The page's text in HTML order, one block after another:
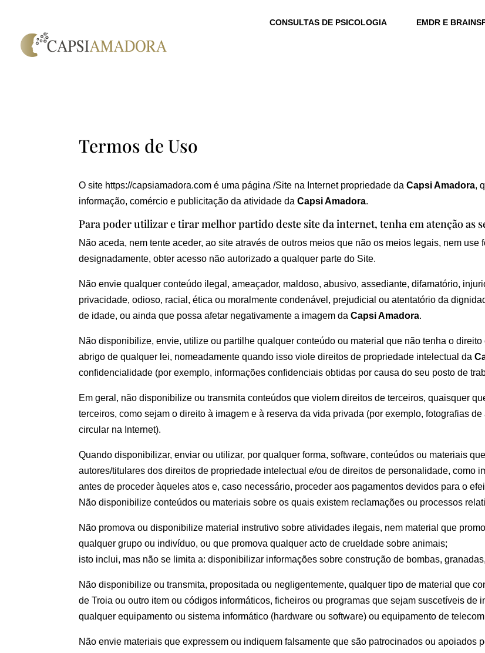
CONSULTAS DE PSICOLOGIA EMDR E
Termos de Uso
O site https://capsiamadora.com é uma página /Site na Internet propriedade daCapsi Amadora,
informação, comércio e publicitação da atividade daCapsi Amadora.
Para poder utilizar e tirar melhor partido deste site da internet, tenha em atenção as
Não aceda, nem tente aceder, ao site através de outros meios que não os meios legais, nem
designadamente, obter acesso não autorizado a qualquer parte do Site.
Não envie qualquer conteúdo ilegal, ameaçador, maldoso, abusivo, assediante, difamatório,
privacidade, odioso, racial, ética ou moralmente condenável, prejudicial ou atentatório da
de idade, ou ainda que possa afetar negativamente a imagem daCapsi Amadora.
Não disponibilize, envie, utilize ou partilhe qualquer conteúdo ou material que não tenha o
abrigo de qualquer lei, nomeadamente quando isso viole direitos de propriedade intelectual da
confidencialidade (por exemplo, informações confidenciais obtidas por causa do seu posto de
Em geral, não disponibilize ou transmita conteúdos que violem direitos de terceiros, quaisquer
terceiros, como sejam o direito à imagem e à reserva da vida privada (por exemplo, fotografias
circular na Internet).
Quando disponibilizar, enviar ou utilizar, por qualquer forma, software, conteúdos ou materiais
autores/titulares dos direitos de propriedade intelectual e/ou de direitos de personalidade, como
antes de proceder àqueles atos e, caso necessário, proceder aos pagamentos devidos para o
Não disponibilize conteúdos ou materiais sobre os quais existem reclamações ou processos
Não promova ou disponibilize material instrutivo sobre atividades ilegais, nem material que
qualquer grupo ou indivíduo, ou que promova qualquer acto de crueldade sobre animais;
isto inclui, mas não se limita a: disponibilizar informações sobre construção de bombas,
Não disponibilize ou transmita, propositada ou negligentemente, qualquer tipo de material que
de Troia ou outro item ou códigos informáticos, ficheiros ou programas que sejam suscetíveis de
qualquer equipamento ou sistema informático (hardware ou software) ou equipamento de
Não envie materiais que expressem ou indiquem falsamente que são patrocinados ou apoiados